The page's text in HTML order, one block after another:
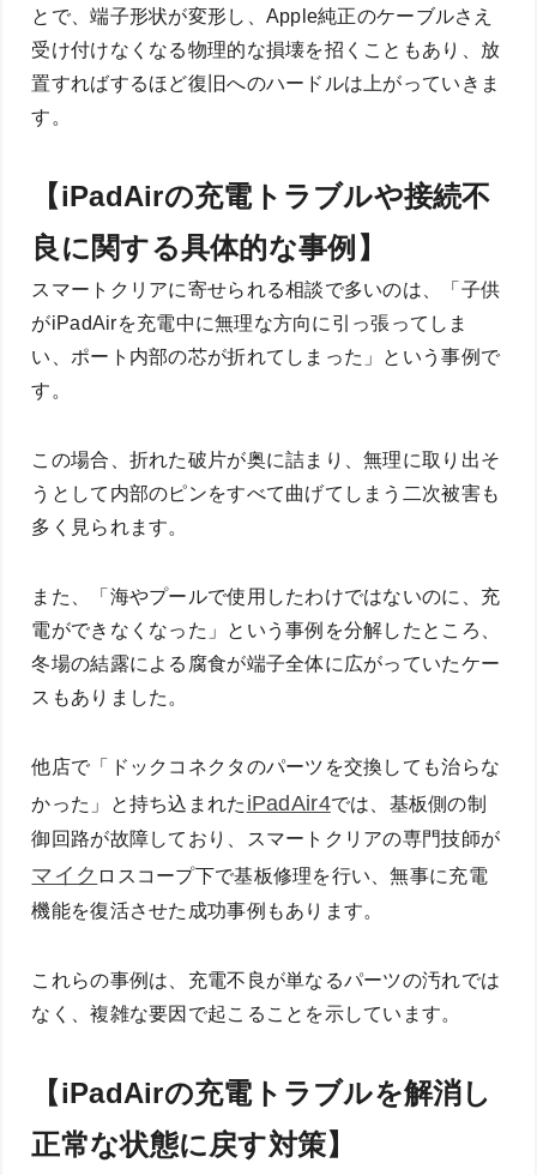
とで、端子形状が変形し、Apple純正のケーブルさえ
受け付けなくなる物理的な損壊を招くこともあり、放
置すればするほど復旧へのハードルは上がっていきま
す。
【iPadAirの充電トラブルや接続不
良に関する具体的な事例】
スマートクリアに寄せられる相談で多いのは、「子供
がiPadAirを充電中に無理な方向に引っ張ってしま
い、ポート内部の芯が折れてしまった」という事例で
す。
この場合、折れた破片が奥に詰まり、無理に取り出そ
うとして内部のピンをすべて曲げてしまう二次被害も
多く見られます。
また、「海やプールで使用したわけではないのに、充
電ができなくなった」という事例を分解したところ、
冬場の結露による腐食が端子全体に広がっていたケー
スもありました。
他店で「ドックコネクタのパーツを交換しても治らな
かった」と持ち込まれた iPadAir4では、基板側の制
御回路が故障しており、スマートクリアの専門技師が
マイク ロスコープ下で基板修理を行い、無事に充電
機能を復活させた成功事例もあります。
これらの事例は、充電不良が単なるパーツの汚れでは
なく、複雑な要因で起こることを示しています。
【iPadAirの充電トラブルを解消し
正常な状態に戻す対策】